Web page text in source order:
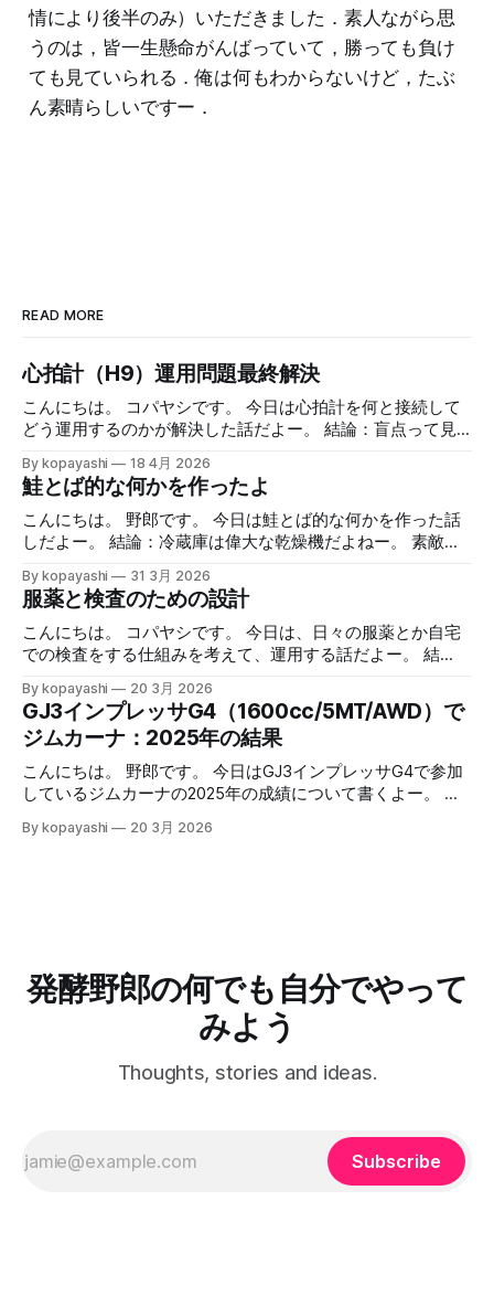
情により後半のみ）いただきました．素人ながら思
うのは，皆一生懸命がんばっていて，勝っても負け
ても見ていられる．俺は何もわからないけど，たぶ
ん素晴らしいですー．
READ MORE
心拍計（H9）運用問題最終解決
こんにちは。 コパヤシです。 今日は心拍計を何と接続して
どう運用するのかが解決した話だよー。 結論：盲点って見
ップルウォッチとiPhoneをPolar H9って心拍数計と組み合わ
せてのランニングの日々を時々書いています。心拍数計の値
を見ながら走ること自体は慣れてきたし、面白くやっていま
す。全体として不満はありません。 心拍数計はiPhoneと
て、アップルウォッチの心拍数計は（たぶん）少し遅延があ
るのでそれを見越しての使用、って使い分けをしています。
ただ、やっぱりちょっと不満というか、アップルウォッチで
H9の値を見れないのって不便だよなーって思ってました。
ング的なランニングにAppleWatchも併用開始 冬場の心拍数
トレーニング的なランニング 続きはリンクからどうぞー。
記事一覧はこちら：制御と観察の記録 （過去記事一覧はこ
ちら）
By kopayashi 18 4月 2026
鮭とば的な何かを作ったよ
こんにちは。 野郎です。 今日は鮭とば的な何かを作った話
しだよー。 結論：冷蔵庫は偉大な乾燥機だよねー。 素敵な
ないのですが、たまに行きますと見切られているものなどあ
り、ついつい買ってしまいます。 なかでもサーモンの切り
身が半額になっていると鮭とば的な何かを作りたくなって買
ってしまいます。 鮭とば的な何かの作り方 作り方： 1. サー
3. 両面強めの塩コショウをしてすりこむ 4. 網の上に乗せ
て、お皿に乗せて、冷蔵庫で乾燥させる 1. 日数はお好みで
2. 半生～ガチガチまで調整可能 5. 可能なら毎日裏返す 6. 取
り出して適当な大きさに切って食べる 7. 美味しいねー 安全
について 簡単だけど、このやり方が出来上がる何かはそも
そも「鮭とば」なのかとか、食中毒を予防できているのか、
アニサキスなど寄生虫は大丈夫か、とかは不明です。 安全
By kopayashi 31 3月 2026
服薬と検査のための設計
こんにちは。 コパヤシです。 今日は、日々の服薬とか自宅
での検査をする仕組みを考えて、運用する話だよー。 結
最適化していけばいいのかなと思うよー。 緒言 コパヤシは
知命って50代なんだけど、いままで病気らしい病気をしたこ
ともありませんでした。最近になって子供が病気になった
り、自分も喘息と判明したりと、服薬や自宅での検査（検
尿）をすることになりました。そのときの思考過程や試行錯
しに次男（当時３歳）の太ももを触った時、なんだかいつも
で、長期の服薬が予想されるし、状況が悪いほうに倒れると
後遺症とか副作用が出そう。服薬は絶対忘れたらいけない。
By kopayashi 20 3月 2026
GJ3インプレッサG4（1600cc/5MT/AWD）で
ジムカーナ：2025年の結果
こんにちは。 野郎です。 今日はGJ3インプレッサG4で参加
しているジムカーナの2025年の成績について書くよー。 結
ひゃっほー。 GJ3インプレッサG4に乗り換えた 何年かNCロ
かジムカーナがやりたくなったら走れるだろうって考えたの
もこの車にした要因でした。 2024年 多分だけど、2024年の
夏くらいに、初心者歓迎を明言している草ジムカーナってい
うの？公式ではない隔月開催の大会に混ぜてもらうようにな
用枠で練習もできるよって聞いて、10月からは毎月一度三時
By kopayashi 20 3月 2026
発酵野郎の何でも自分でやって
みよう
Thoughts, stories and ideas.
Subscribe